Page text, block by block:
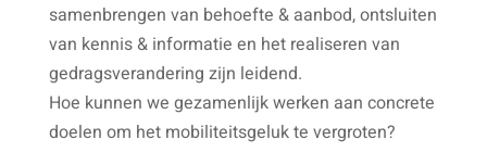
samenbrengen van behoefte & aanbod, ontsluiten
van kennis & informatie en het realiseren van
gedragsverandering zijn leidend.
Hoe kunnen we gezamenlijk werken aan concrete
doelen om het mobiliteitsgeluk te vergroten?